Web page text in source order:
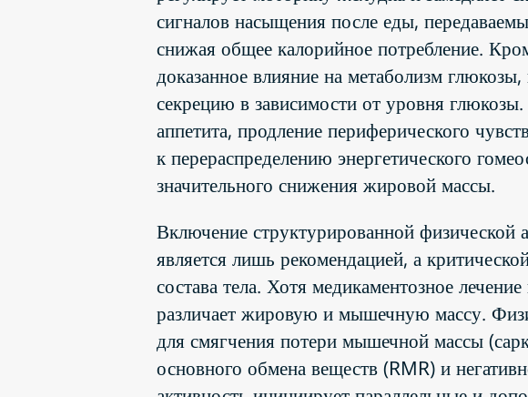
сигналов насыщения после еды,
снижая общее калорийное потребление.
доказанное влияние на метаболизм
секрецию в зависимости от уровня
аппетита, продление периферического
к перераспределению энергетического
значительного снижения жировой массы.
Включение структурированной физической
является лишь рекомендацией, а
состава тела. Хотя медикаментозное
различает жировую и мышечную массу.
для смягчения потери мышечной массы
основного обмена веществ (RMR) и